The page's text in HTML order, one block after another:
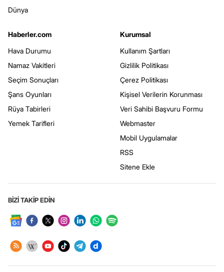
Dünya
Haberler.com
Hava Durumu
Namaz Vakitleri
Seçim Sonuçları
Şans Oyunları
Rüya Tabirleri
Yemek Tarifleri
Kurumsal
Kullanım Şartları
Gizlilik Politikası
Çerez Politikası
Kişisel Verilerin Korunması
Veri Sahibi Başvuru Formu
Webmaster
Mobil Uygulamalar
RSS
Sitene Ekle
BİZİ TAKİP EDİN